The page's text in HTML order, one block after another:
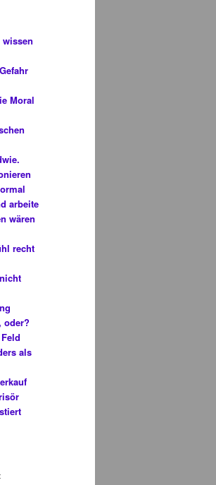
Moral
arbeite
wären
recht
oder?
als